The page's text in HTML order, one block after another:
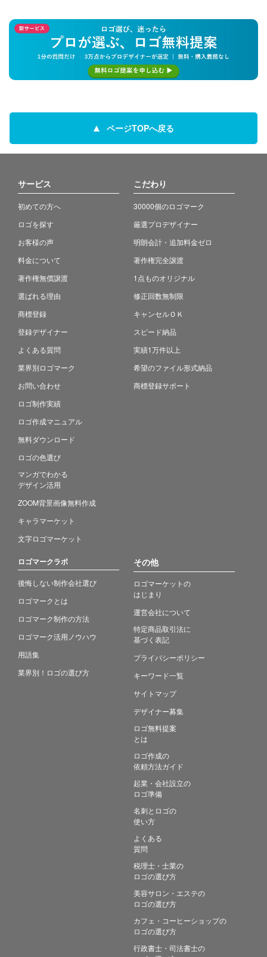
ページTOPへ戻る
サービス
初めての方へ
ロゴを探す
お客様の声
料金について
著作権無償譲渡
選ばれる理由
商標登録
登録デザイナー
よくある質問
業界別ロゴマーク
お問い合わせ
ロゴ制作実績
ロゴ作成マニュアル
無料ダウンロード
ロゴの色選び
マンガでわかる
デザイン活用
ZOOM背景画像無料作成
キャラマーケット
文字ロゴマーケット
こだわり
30000個のロゴマーク
厳選プロデザイナー
明朗会計・追加料金ゼロ
著作権完全譲渡
1点ものオリジナル
修正回数無制限
キャンセルＯＫ
スピード納品
実績1万件以上
希望のファイル形式納品
商標登録サポート
ロゴマークラボ
後悔しない制作会社選び
ロゴマークとは
ロゴマーク制作の方法
ロゴマーク活用ノウハウ
用語集
業界別！ロゴの選び方
その他
ロゴマーケットの
はじまり
運営会社について
特定商品取引法に
基づく表記
プライバシーポリシー
キーワード一覧
サイトマップ
デザイナー募集
ロゴ無料提案
とは
ロゴ作成の
依頼方法ガイド
起業・会社設立の
ロゴ準備
名刺とロゴの
使い方
よくある
質問
税理士・士業の
ロゴの選び方
美容サロン・エステの
ロゴの選び方
カフェ・コーヒーショップの
ロゴの選び方
行政書士・司法書士の